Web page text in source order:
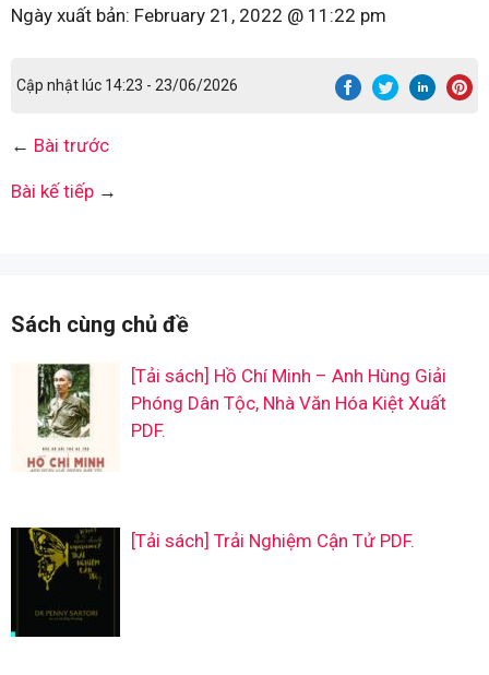
Ngày xuất bản: February 21, 2022 @ 11:22 pm
Cập nhật lúc 14:23 - 23/06/2026
← Bài trước
Bài kế tiếp →
Sách cùng chủ đề
[Tải sách] Hồ Chí Minh – Anh Hùng Giải
Phóng Dân Tộc, Nhà Văn Hóa Kiệt Xuất
PDF.
[Tải sách] Trải Nghiệm Cận Tử PDF.